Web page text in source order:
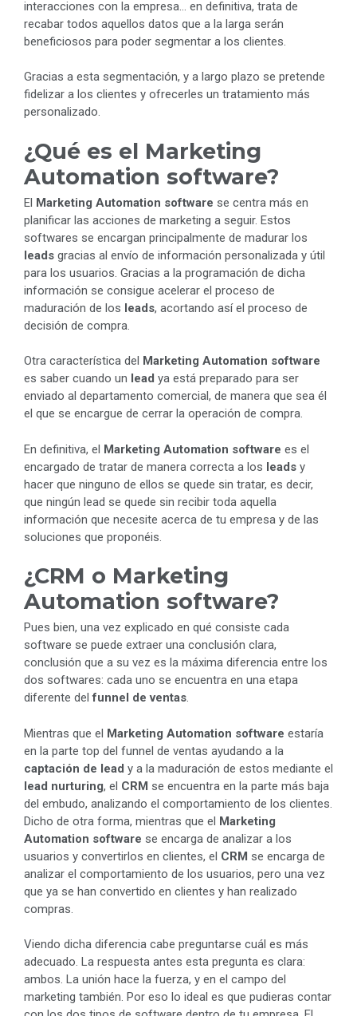
interacciones con la empresa… en definitiva, trata de
recabar todos aquellos datos que a la larga serán
beneficiosos para poder segmentar a los clientes.
Gracias a esta segmentación, y a largo plazo se pretende
fidelizar a los clientes y ofrecerles un tratamiento más
personalizado.
¿Qué es el Marketing
Automation software?
El Marketing Automation software se centra más en
planificar las acciones de marketing a seguir. Estos
softwares se encargan principalmente de madurar los
leads gracias al envío de información personalizada y útil
para los usuarios. Gracias a la programación de dicha
información se consigue acelerar el proceso de
maduración de los leads, acortando así el proceso de
decisión de compra.
Otra característica del Marketing Automation software
es saber cuando un lead ya está preparado para ser
enviado al departamento comercial, de manera que sea él
el que se encargue de cerrar la operación de compra.
En definitiva, el Marketing Automation software es el
encargado de tratar de manera correcta a los leads y
hacer que ninguno de ellos se quede sin tratar, es decir,
que ningún lead se quede sin recibir toda aquella
información que necesite acerca de tu empresa y de las
soluciones que proponéis.
¿CRM o Marketing
Automation software?
Pues bien, una vez explicado en qué consiste cada
software se puede extraer una conclusión clara,
conclusión que a su vez es la máxima diferencia entre los
dos softwares: cada uno se encuentra en una etapa
diferente delfunnel de ventas.
Mientras que el Marketing Automation software estaría
en la parte top del funnel de ventas ayudando a la
captación de lead y a la maduración de estos mediante el
lead nurturing, el CRM se encuentra en la parte más baja
del embudo, analizando el comportamiento de los clientes.
Dicho de otra forma, mientras que el Marketing
Automation software se encarga de analizar a los
usuarios y convertirlos en clientes, el CRM se encarga de
analizar el comportamiento de los usuarios, pero una vez
que ya se han convertido en clientes y han realizado
compras.
Viendo dicha diferencia cabe preguntarse cuál es más
adecuado. La respuesta antes esta pregunta es clara:
ambos. La unión hace la fuerza, y en el campo del
marketing también. Por eso lo ideal es que pudieras contar